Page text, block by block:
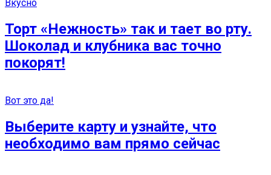
Вкусно
Торт «Нежность» так и тает во рту.
Шоколад и клубника вас точно
покорят!
Вот это да!
Выберите карту и узнайте, что
необходимо вам прямо сейчас